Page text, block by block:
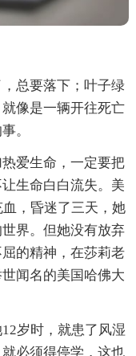
总要落下；叶子绿
像是一辆开往死亡
。
爱生命，一定要把
生命白白流失。美
，昏迷了三天，她
界。但她没有放弃
的精神，在莎莉老
闻名的美国哈佛大
岁时，就患了风湿
必须得停学，这也